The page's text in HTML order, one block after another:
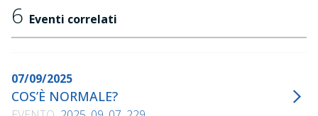
Effequ, 2020 (2022)
La tesi di laurea, Zanichelli, 2019
2021
Chiamami così, Il Margine, 2022
6 Eventi correlati
07/09/2025
COS’È NORMALE?